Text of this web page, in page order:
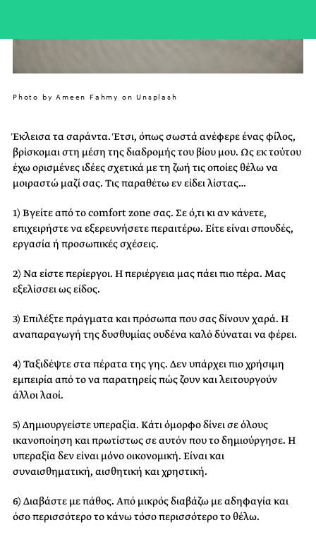
Photo by Ameen Fahmy on Unsplash
Έκλεισα τα σαράντα. Έτσι, όπως σωστά ανέφερε ένας φίλος,
βρίσκομαι στη μέση της διαδρομής του βίου μου. Ως εκ τούτου
έχω ορισμένες ιδέες σχετικά με τη ζωή τις οποίες θέλω να
μοιραστώ μαζί σας. Τις παραθέτω εν είδει λίστας…
1) Βγείτε από το comfort zone σας. Σε ό,τι κι αν κάνετε,
επιχειρήστε να εξερευνήσετε περαιτέρω. Είτε είναι σπουδές,
εργασία ή προσωπικές σχέσεις.
2) Να είστε περίεργοι. Η περιέργεια μας πάει πιο πέρα. Μας
εξελίσσει ως είδος.
3) Επιλέξτε πράγματα και πρόσωπα που σας δίνουν χαρά. Η
αναπαραγωγή της δυσθυμίας ουδένα καλό δύναται να φέρει.
4) Ταξιδέψτε στα πέρατα της γης. Δεν υπάρχει πιο χρήσιμη
εμπειρία από το να παρατηρείς πώς ζουν και λειτουργούν
άλλοι λαοί.
5) Δημιουργείστε υπεραξία. Κάτι όμορφο δίνει σε όλους
ικανοποίηση και πρωτίστως σε αυτόν που το δημιούργησε. Η
υπεραξία δεν είναι μόνο οικονομική. Είναι και
συναισθηματική, αισθητική και χρηστική.
6) Διαβάστε με πάθος. Από μικρός διαβάζω με αδηφαγία και
όσο περισσότερο το κάνω τόσο περισσότερο το θέλω.